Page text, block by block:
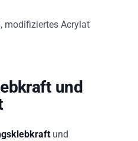
modifiziertes Acrylat
und
und